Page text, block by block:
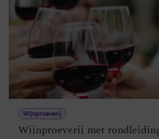
Wijnproeverij
Wijnproeverij met